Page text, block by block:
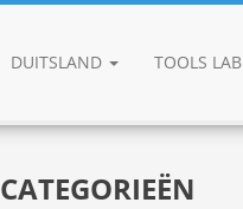
DUITSLAND TOOLS LAB
CATEGORIEËN